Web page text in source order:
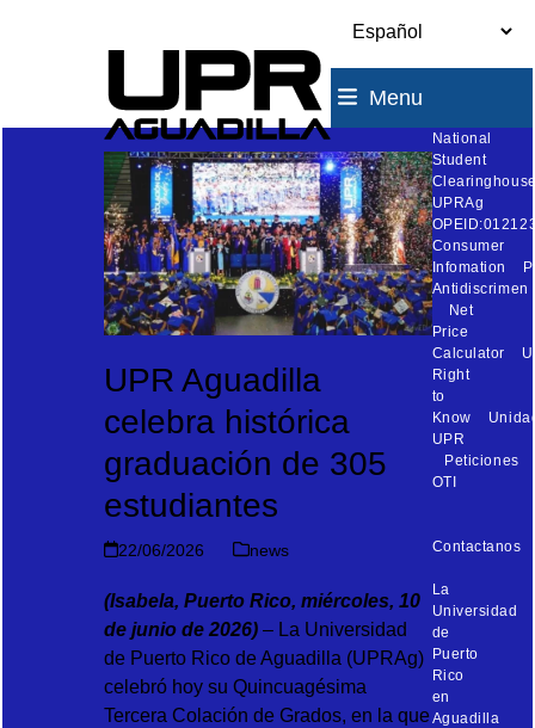
Menu
UPR Aguadilla
celebra histórica
graduación de 305
estudiantes
22/06/2026 news
(Isabela, Puerto Rico, miércoles, 10
de junio de 2026)– La Universidad
de Puerto Rico de Aguadilla (UPRAg)
celebró hoy su Quincuagésima
Tercera Colación de Grados, en la que
National
Student
UPRAg
Consumer
Infomation
Antidiscrimen
Net
Price
Calculator
Right
to
Know
UPR
Peticiones
OTI
Contactanos
La
Universidad
de
Puerto
Rico
en
Aguadilla